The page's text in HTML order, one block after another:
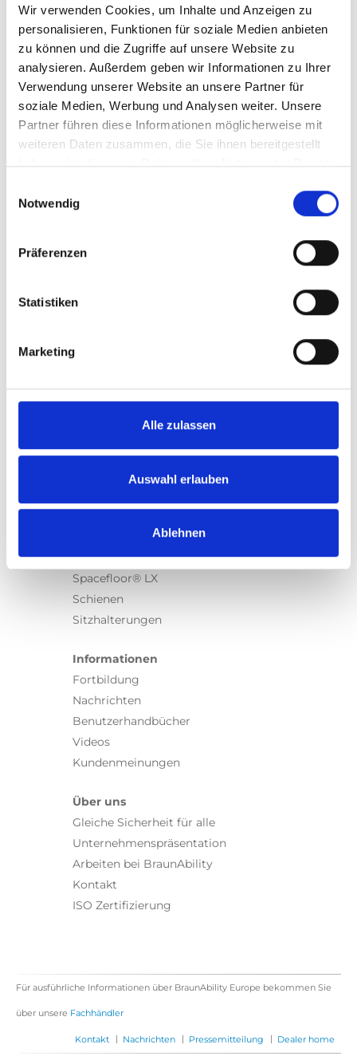
Wir verwenden Cookies, um Inhalte und Anzeigen zu
personalisieren, Funktionen für soziale Medien anbieten
zu können und die Zugriffe auf unsere Website zu
analysieren. Außerdem geben wir Informationen zu Ihrer
Verwendung unserer Website an unsere Partner für
soziale Medien, Werbung und Analysen weiter. Unsere
Partner führen diese Informationen möglicherweise mit
weiteren Daten zusammen, die Sie ihnen bereitgestellt
haben oder die sie im Rahmen Ihrer Nutzung der Dienste
Notwendig
Präferenzen
Statistiken
Marketing
Alle zulassen
Auswahl erlauben
Ablehnen
gemocht. Schon mein ganzes Leben lang hatte
ich stets mit Autos zu tun. Vor meiner
körperlichen Einschränkung war ich immer ein
aktiver Mensch, spielte Fußball und war viel
unterwegs. Mit meinem angepassten Auto kann
ich mir einen Teil dieses Gefühls bewahren.
Weitere Kundenmeinungen
Chair Topper
Carospeed Classic
E-Serie lifte
Spacefloor® LX
Schienen
Sitzhalterungen
Informationen
Fortbildung
Nachrichten
Benutzerhandbücher
Videos
Kundenmeinungen
Über uns
Gleiche Sicherheit für alle
Unternehmenspräsentation
Arbeiten bei BraunAbility
Kontakt
ISO Zertifizierung
Für ausführliche Informationen über BraunAbility Europe bekommen Sie
über unsere Fachhändler
Kontakt | Nachrichten | Pressemitteilung | Dealer home